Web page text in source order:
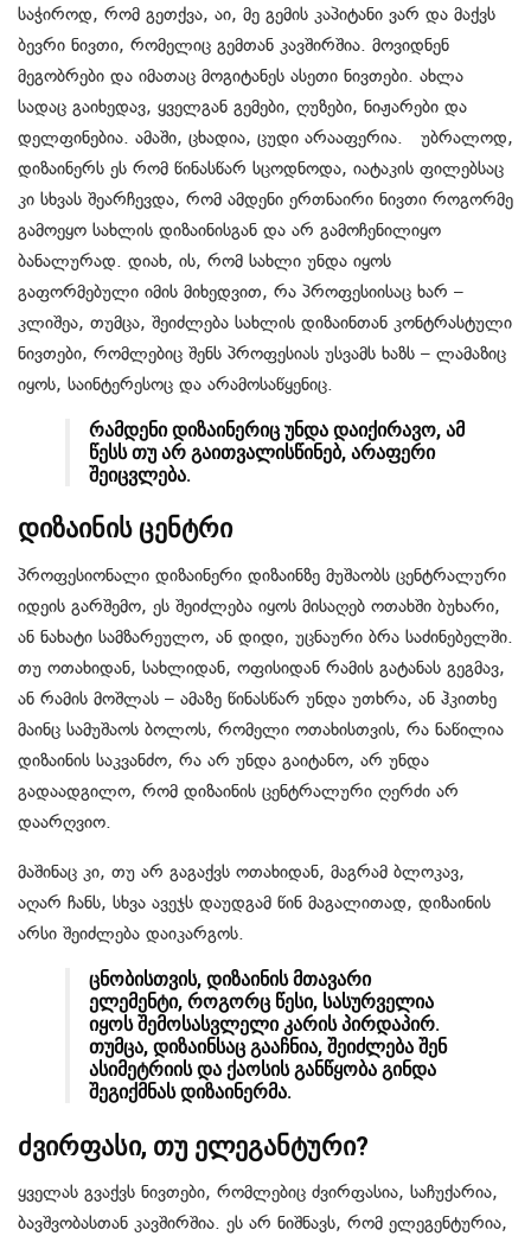
საჭიროდ, რომ გეთქვა, აი, მე გემის კაპიტანი ვარ და მაქვს
ბევრი ნივთი, რომელიც გემთან კავშირშია. მოვიდნენ
მეგობრები და იმათაც მოგიტანეს ასეთი ნივთები. ახლა
სადაც გაიხედავ, ყველგან გემები, ღუზები, ნიჟარები და
დელფინებია. ამაში, ცხადია, ცუდი არააფერია. უბრალოდ,
დიზაინერს ეს რომ წინასწარ სცოდნოდა, იატაკის ფილებსაც
კი სხვას შეარჩევდა, რომ ამდენი ერთნაირი ნივთი როგორმე
გამოეყო სახლის დიზაინისგან და არ გამოჩენილიყო
ბანალურად. დიახ, ის, რომ სახლი უნდა იყოს
გაფორმებული იმის მიხედვით, რა პროფესიისაც ხარ –
კლიშეა, თუმცა, შეიძლება სახლის დიზაინთან კონტრასტული
ნივთები, რომლებიც შენს პროფესიას უსვამს ხაზს – ლამაზიც
იყოს, საინტერესოც და არამოსაწყენიც.
რამდენი დიზაინერიც უნდა დაიქირავო, ამ
წესს თუ არ გაითვალისწინებ, არაფერი
შეიცვლება.
დიზაინის ცენტრი
პროფესიონალი დიზაინერი დიზაინზე მუშაობს ცენტრალური
იდეის გარშემო, ეს შეიძლება იყოს მისაღებ ოთახში ბუხარი,
ან ნახატი სამზარეულო, ან დიდი, უცნაური ბრა საძინებელში.
თუ ოთახიდან, სახლიდან, ოფისიდან რამის გატანას გეგმავ,
ან რამის მოშლას – ამაზე წინასწარ უნდა უთხრა, ან ჰკითხე
მაინც სამუშაოს ბოლოს, რომელი ოთახისთვის, რა ნაწილია
დიზაინის საკვანძო, რა არ უნდა გაიტანო, არ უნდა
გადაადგილო, რომ დიზაინის ცენტრალური ღერძი არ
დაარღვიო.
მაშინაც კი, თუ არ გაგაქვს ოთახიდან, მაგრამ ბლოკავ,
აღარ ჩანს, სხვა ავეჯს დაუდგამ წინ მაგალითად, დიზაინის
არსი შეიძლება დაიკარგოს.
ცნობისთვის, დიზაინის მთავარი
ელემენტი, როგორც წესი, სასურველია
იყოს შემოსასვლელი კარის პირდაპირ.
თუმცა, დიზაინსაც გააჩნია, შეიძლება შენ
ასიმეტრიის და ქაოსის განწყობა გინდა
შეგიქმნას დიზაინერმა.
ძვირფასი, თუ ელეგანტური?
ყველას გვაქვს ნივთები, რომლებიც ძვირფასია, საჩუქარია,
ბავშვობასთან კავშირშია. ეს არ ნიშნავს, რომ ელეგენტურია,